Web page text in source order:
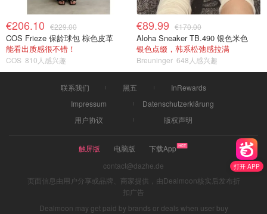
打开 APP
€206.10 €229.00
COS Frieze 保龄球包 棕色皮革
能看出质感很不错！
COS 810人感兴趣
€89.99 €170.00
Aloha Sneaker TB.490 银色米色
银色点缀，韩系松弛感拉满
Breuninger 648人感兴趣
联系我们 黑五
InRewards
Impressum
Datenschutzerklärung
用户协议
版权声明
触屏版 电脑版
下载App
contact@dazhe.de
页面信息由用户分享或品牌、商家提供，由Dealmoon核实后发布折
扣广告
Dealmoon may get paid by brands or deals when user buy